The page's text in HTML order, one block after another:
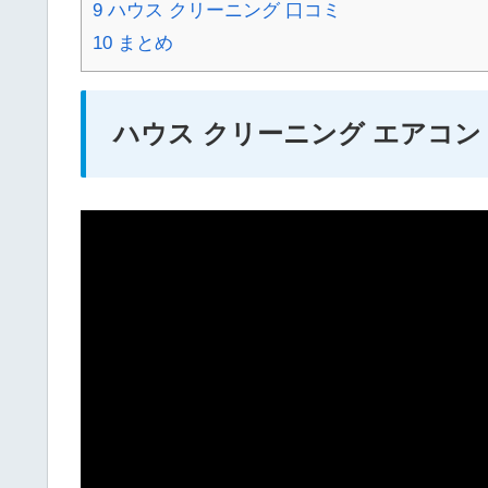
9 ハウス クリーニング 口コミ
10 まとめ
ハウス クリーニング エアコン